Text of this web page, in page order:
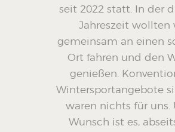
seit 2022 statt. In der
Jahreszeit wollten
gemeinsam an einen
Ort fahren und den
genießen.
Wintersportangebote
waren nichts für uns.
Wunsch ist es,